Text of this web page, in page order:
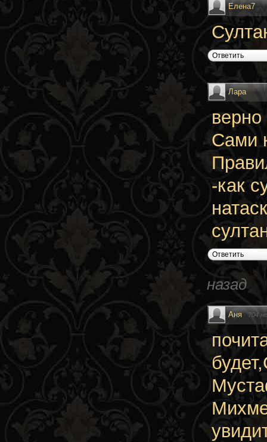
Елена7
Ответить
Лара
Сами
-как
Ответить
назад
Аня ·704